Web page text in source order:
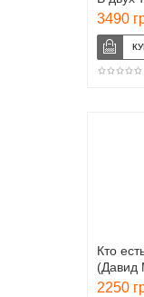
3490
Кто
(Давид
2250